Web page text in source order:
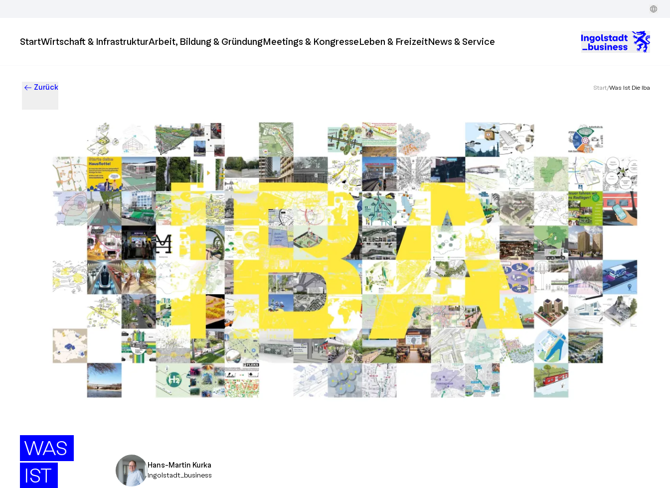
StartWirtschaft & InfrastrukturArbeit, Bildung & GründungMeetings & KongresseLeben & FreizeitNews & Service
Zurück Start/Was Ist Die Iba
WAS
IST
Hans-Martin Kurka
Ingolstadt_business